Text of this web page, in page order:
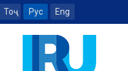
Тоҷ Рус Eng